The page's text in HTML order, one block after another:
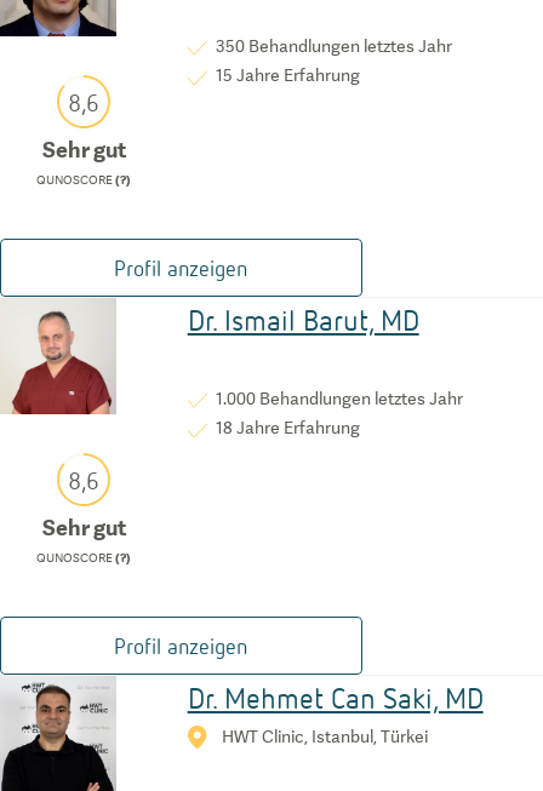
8,6
Sehr gut
QUNOSCORE(?)
350 Behandlungen letztes Jahr
15 Jahre Erfahrung
Profil anzeigen
8,6
Sehr gut
QUNOSCORE(?)
Dr. Ismail Barut, MD
1.000 Behandlungen letztes Jahr
18 Jahre Erfahrung
Profil anzeigen
Dr. Mehmet Can Saki, MD
HWT Clinic, Istanbul, Türkei